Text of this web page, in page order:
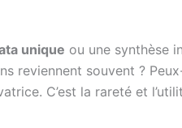
unique ou une synthèse
reviennent souvent ?
C’est la rareté et